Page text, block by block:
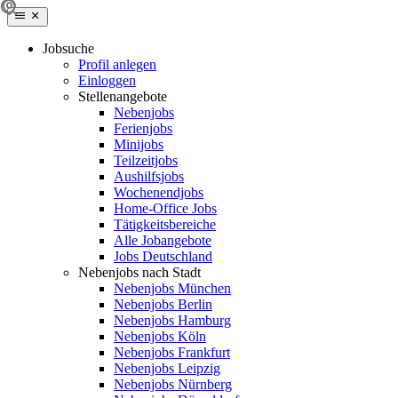
Jobsuche
Profil anlegen
Einloggen
Stellenangebote
Nebenjobs
Ferienjobs
Minijobs
Teilzeitjobs
Aushilfsjobs
Wochenendjobs
Home-Office Jobs
Tätigkeitsbereiche
Alle Jobangebote
Jobs Deutschland
Nebenjobs nach Stadt
Nebenjobs München
Nebenjobs Berlin
Nebenjobs Hamburg
Nebenjobs Köln
Nebenjobs Frankfurt
Nebenjobs Leipzig
Nebenjobs Nürnberg